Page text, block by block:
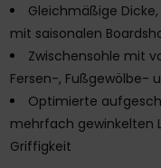
Gleichmäßige
mit saisonalen
Zwischensohle mit
Fersen-, Fußgewölbe-
Optimierte
mehrfach gewinkelten
Griffigkeit